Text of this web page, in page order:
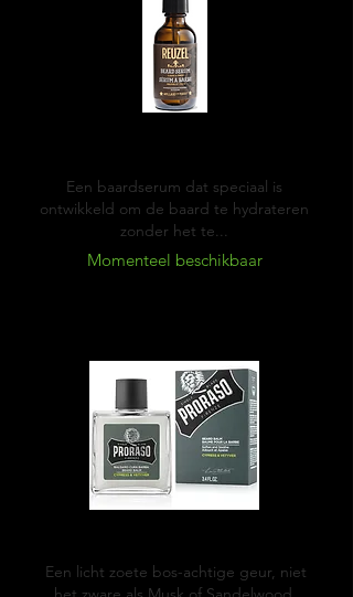
Een baardserum dat speciaal is
ontwikkeld om de baard te hydrateren
zonder het te...
Momenteel beschikbaar
Een licht zoete bos-achtige geur, niet